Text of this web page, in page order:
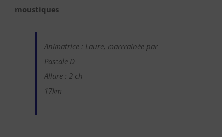
moustiques
Animatrice : Laure, marrrainée par
Pascale D
Allure : 2 ch
17km